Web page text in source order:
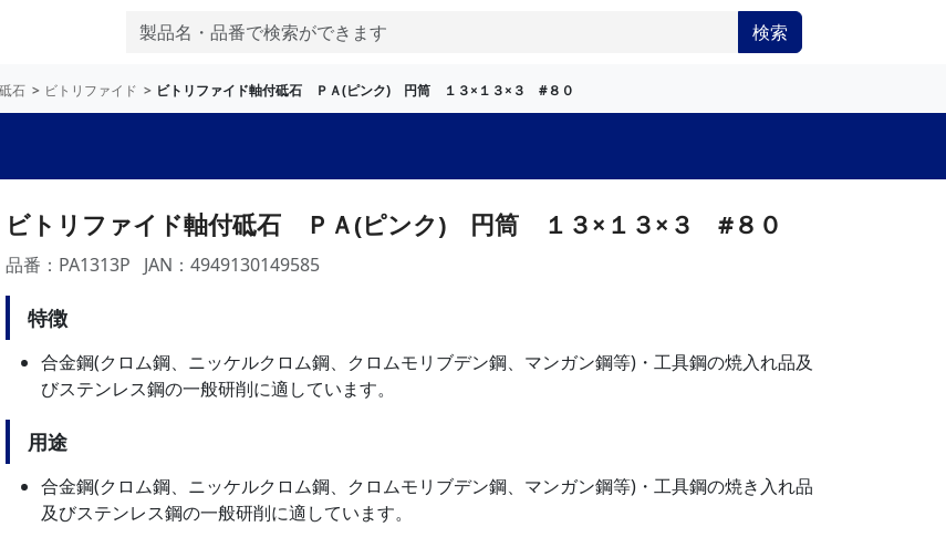
検索
石 ビトリファイド ビトリファイド軸付砥石 ＰＡ(ピンク) 円筒 １３×１３×３ #８０
ビトリファイド軸付砥石 ＰＡ(ピンク) 円筒 １３×１３×３ #８０
品番：PA1313P JAN：4949130149585
特徴
合金鋼(クロム鋼、ニッケルクロム鋼、クロムモリブデン鋼、マンガン鋼等)・工具鋼の焼入れ品及
びステンレス鋼の一般研削に適しています。
用途
合金鋼(クロム鋼、ニッケルクロム鋼、クロムモリブデン鋼、マンガン鋼等)・工具鋼の焼き入れ品
及びステンレス鋼の一般研削に適しています。